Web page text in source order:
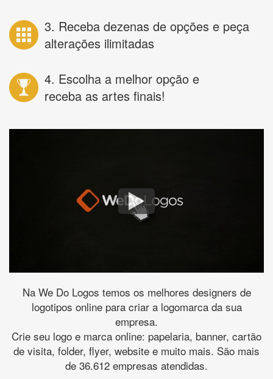
3. Receba dezenas de opções e peça
alterações ilimitadas
4. Escolha a melhor opção e
receba as artes finais!
Na We Do Logos temos os melhores designers de
logotipos online para criar a logomarca da sua
empresa.
Crie seu logo e marca online: papelaria, banner, cartão
de visita, folder, flyer, website e muito mais. São mais
de 36.612 empresas atendidas.